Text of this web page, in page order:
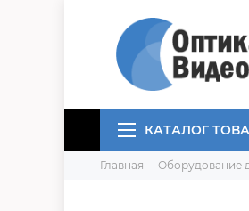
КАТАЛОГ
Главная Оборудование